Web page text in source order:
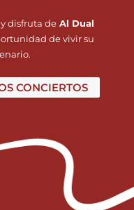
y disfruta de Al Dual
de vivir su
CONCIERTOS